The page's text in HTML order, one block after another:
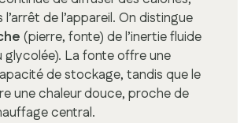
de l’appareil. On distingue
(pierre, fonte) de l’inertie fluide
glycolée). La fonte offre une
de stockage, tandis que le
une chaleur douce, proche de
central.